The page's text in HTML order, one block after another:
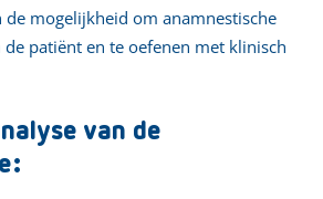
de mogelijkheid om anamnestische
patiënt en te oefenen met klinisch
van de